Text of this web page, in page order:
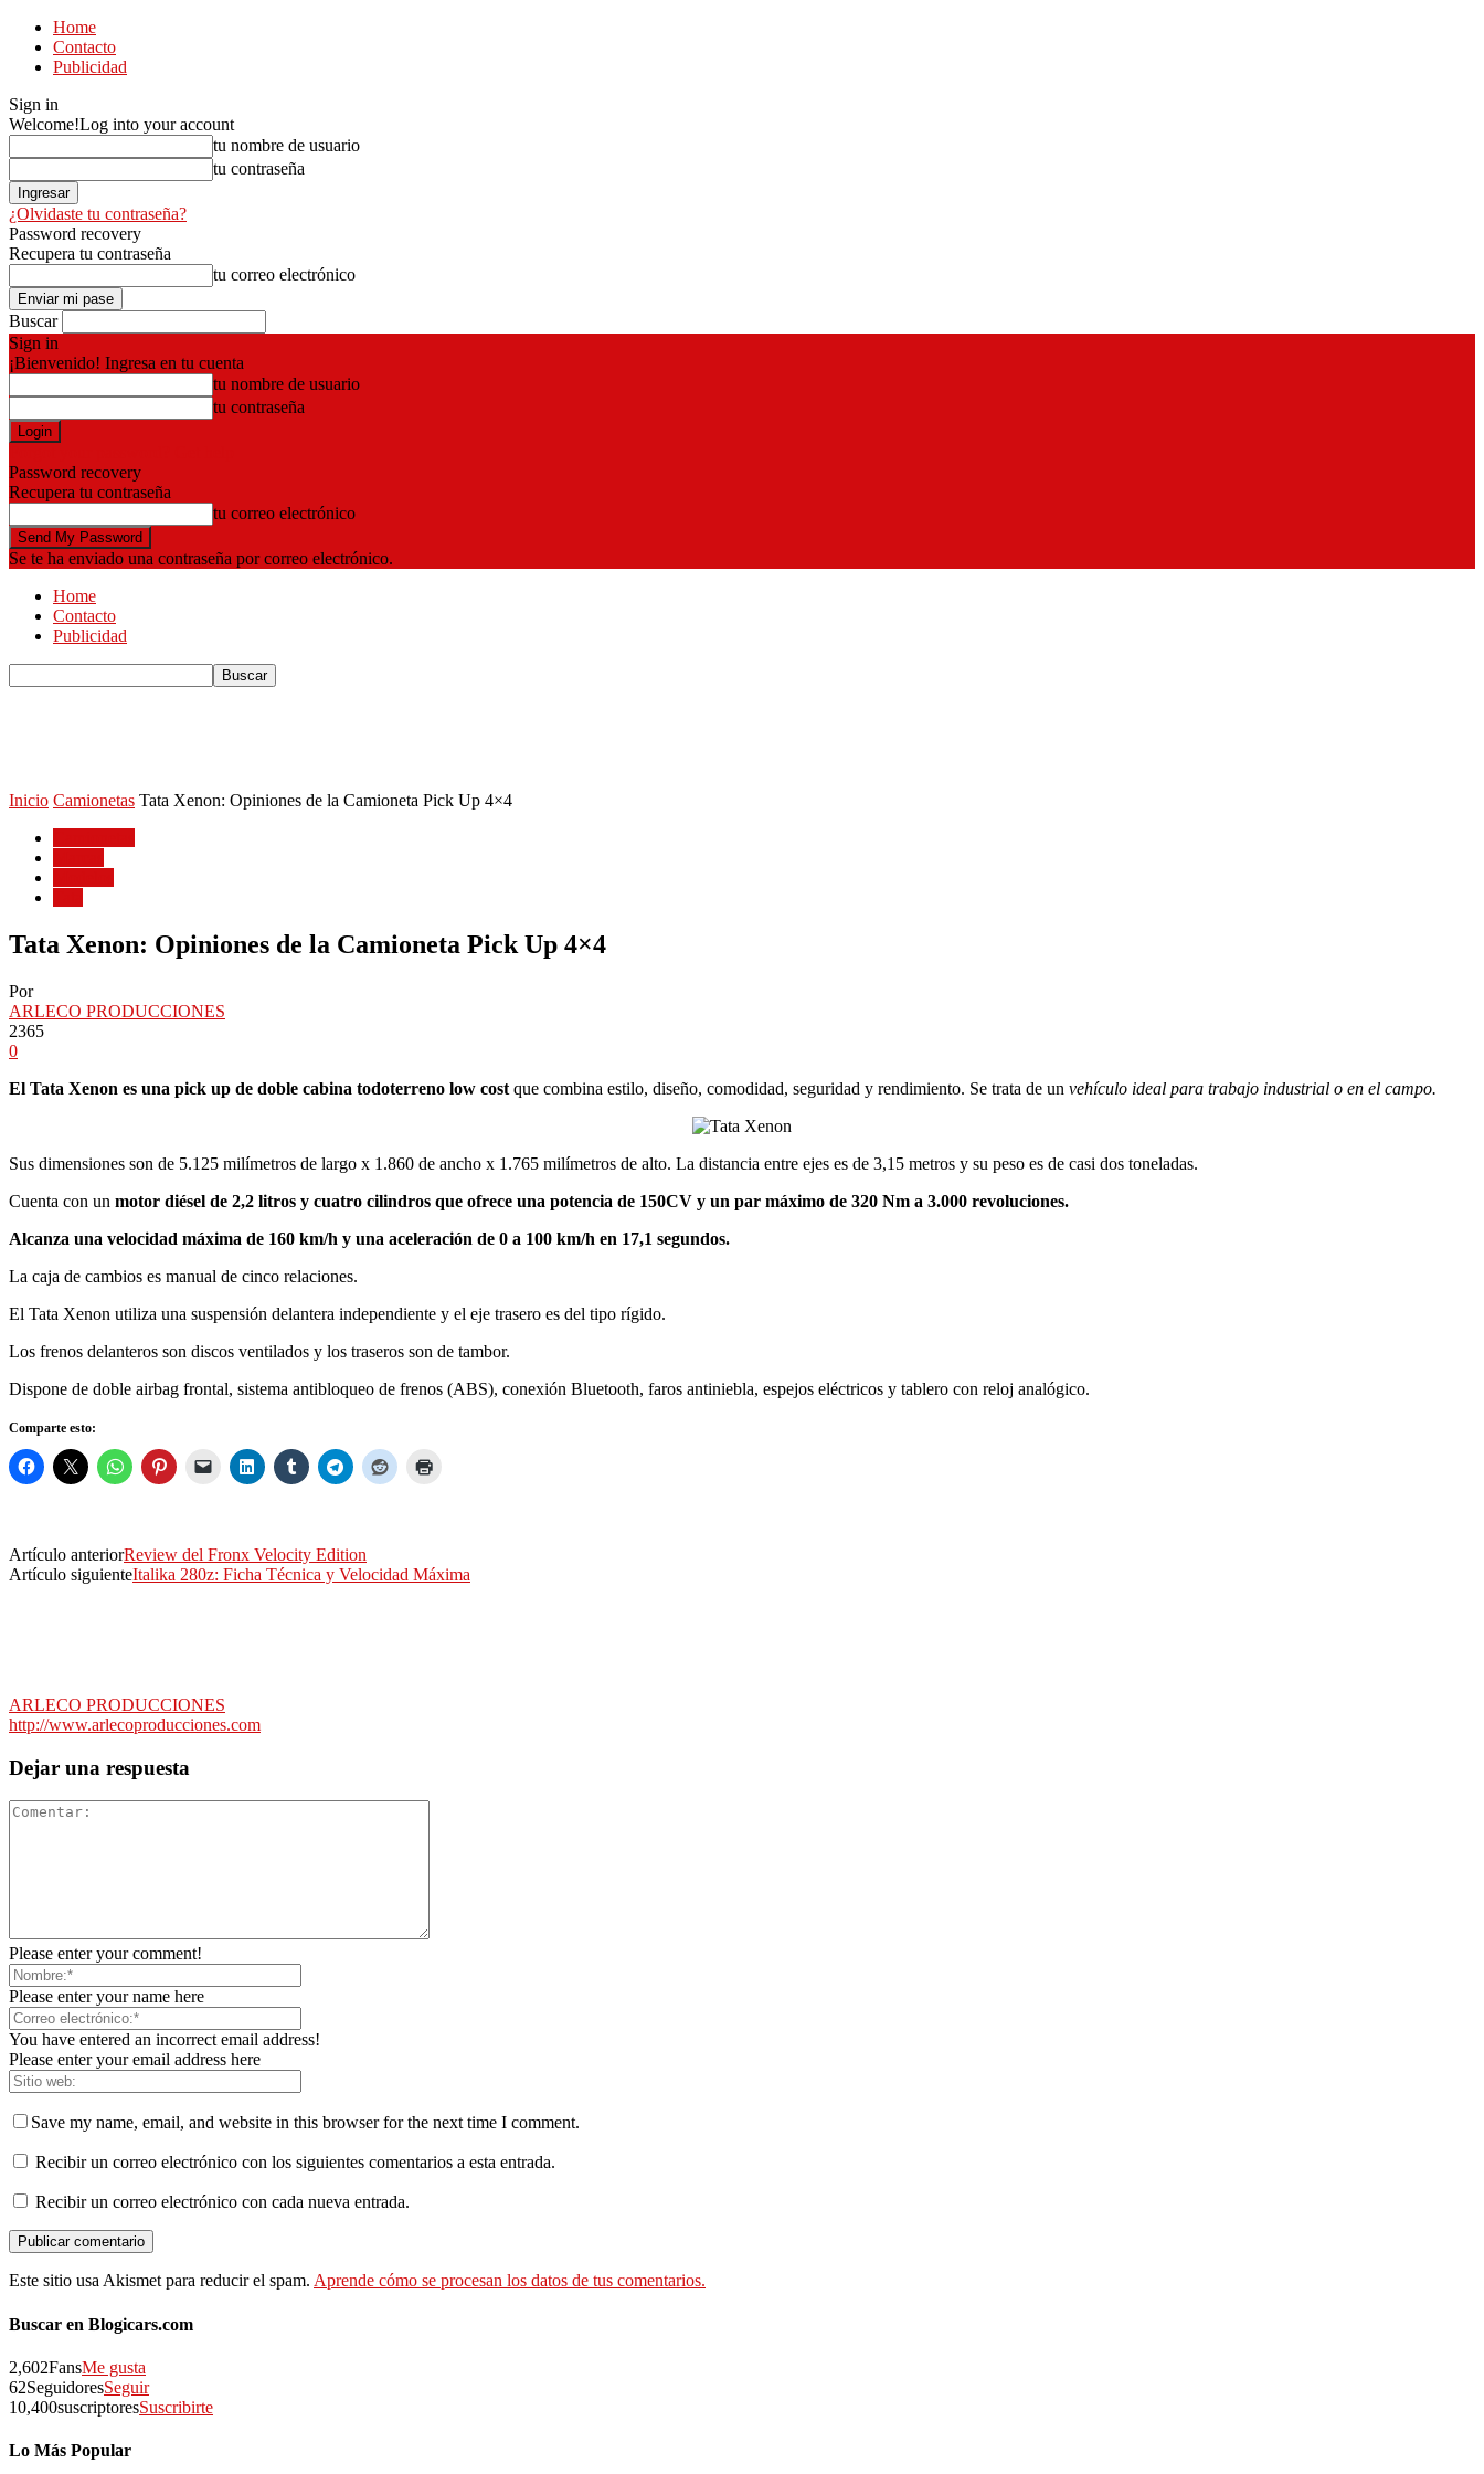
Home
Contacto
Publicidad
Sign in
Welcome!Log into your account
tu nombre de usuario
tu contraseña
¿Olvidaste tu contraseña?
Password recovery
Recupera tu contraseña
tu correo electrónico
Buscar
Sign in
¡Bienvenido! Ingresa en tu cuenta
tu nombre de usuario
tu contraseña
Password recovery
Recupera tu contraseña
tu correo electrónico
Se te ha enviado una contraseña por correo electrónico.
Home
Contacto
Publicidad
Inicio Camionetas Tata Xenon: Opiniones de la Camioneta Pick Up 4×4
Tata Xenon: Opiniones de la Camioneta Pick Up 4×4
Por
ARLECO PRODUCCIONES
2365
0
El Tata Xenon es una pick up de doble cabina todoterreno low cost que combina estilo, diseño, comodidad, seguridad y rendimiento. Se trata de un vehículo ideal para trabajo industrial o en el campo.
Sus dimensiones son de 5.125 milímetros de largo x 1.860 de ancho x 1.765 milímetros de alto. La distancia entre ejes es de 3,15 metros y su peso es de casi dos toneladas.
Cuenta con un motor diésel de 2,2 litros y cuatro cilindros que ofrece una potencia de 150CV y un par máximo de 320 Nm a 3.000 revoluciones.
Alcanza una velocidad máxima de 160 km/h y una aceleración de 0 a 100 km/h en 17,1 segundos.
La caja de cambios es manual de cinco relaciones.
El Tata Xenon utiliza una suspensión delantera independiente y el eje trasero es del tipo rígido.
Los frenos delanteros son discos ventilados y los traseros son de tambor.
Dispone de doble airbag frontal, sistema antibloqueo de frenos (ABS), conexión Bluetooth, faros antiniebla, espejos eléctricos y tablero con reloj analógico.
Comparte esto:
Artículo anteriorReview del Fronx Velocity Edition
Artículo siguienteItalika 280z: Ficha Técnica y Velocidad Máxima
ARLECO PRODUCCIONES
http://www.arlecoproducciones.com
Dejar una respuesta
Please enter your comment!
Please enter your name here
You have entered an incorrect email address!
Please enter your email address here
Save my name, email, and website in this browser for the next time I comment.
Recibir un correo electrónico con los siguientes comentarios a esta entrada.
Recibir un correo electrónico con cada nueva entrada.
Este sitio usa Akismet para reducir el spam. Aprende cómo se procesan los datos de tus comentarios.
Buscar en Blogicars.com
2,602FansMe gusta
62SeguidoresSeguir
10,400suscriptoresSuscribirte
Lo Más Popular